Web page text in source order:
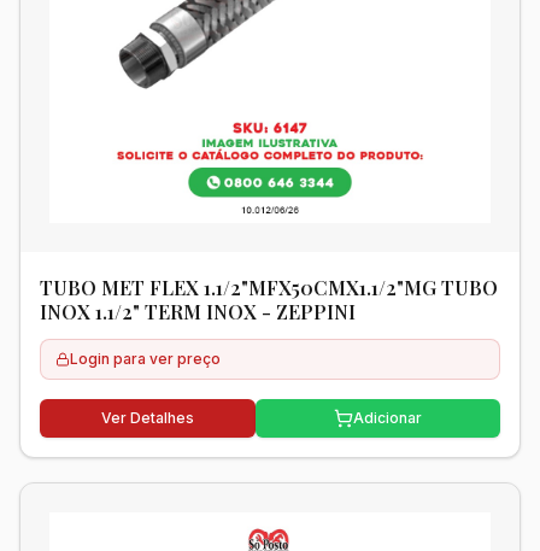
TUBO MET FLEX 1.1/2"MFX50CMX1.1/2"MG TUBO
INOX 1.1/2" TERM INOX - ZEPPINI
Login para ver preço
Ver Detalhes Adicionar